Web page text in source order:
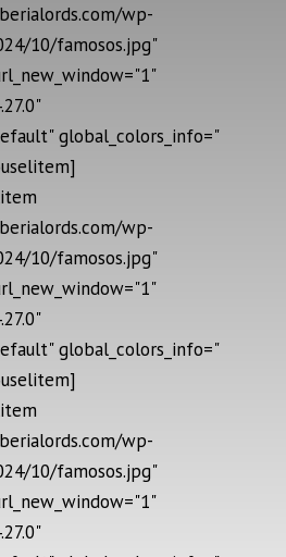
wp-
10/famosos.jpg"
global_colors_info="
wp-
10/famosos.jpg"
global_colors_info="
wp-
10/famosos.jpg"